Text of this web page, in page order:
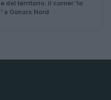
del territorio: il corner ‘Io
a Gonars Nord